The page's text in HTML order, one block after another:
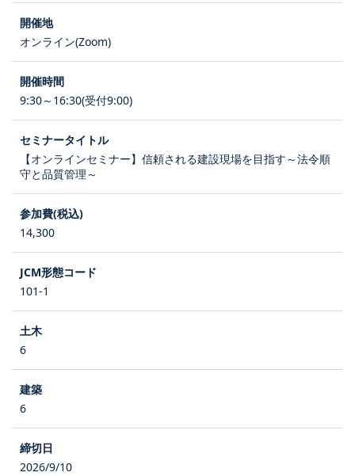
オンライン(Zoom)
9:30～16:30(受付9:00)
【オンラインセミナー】信頼される建設現場を目指す～法令順
守と品質管理～
14,300
101-1
6
6
2026/9/10